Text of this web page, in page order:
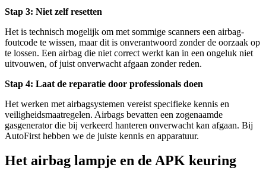
Stap 3: Niet zelf resetten
Het is technisch mogelijk om met sommige scanners een airbag-
foutcode te wissen, maar dit is onverantwoord zonder de oorzaak op
te lossen. Een airbag die niet correct werkt kan in een ongeluk niet
uitvouwen, of juist onverwacht afgaan zonder reden.
Stap 4: Laat de reparatie door professionals doen
Het werken met airbagsystemen vereist specifieke kennis en
veiligheidsmaatregelen. Airbags bevatten een zogenaamde
gasgenerator die bij verkeerd hanteren onverwacht kan afgaan. Bij
AutoFirst hebben we de juiste kennis en apparatuur.
Het airbag lampje en de APK keuring